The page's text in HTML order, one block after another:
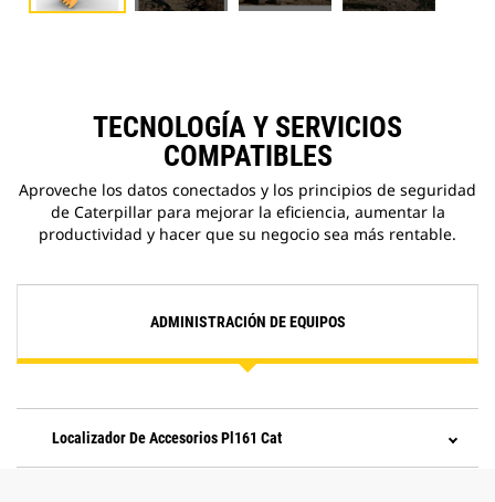
TECNOLOGÍA Y SERVICIOS
COMPATIBLES
Aproveche los datos conectados y los principios de seguridad
de Caterpillar para mejorar la eficiencia, aumentar la
productividad y hacer que su negocio sea más rentable.
ADMINISTRACIÓN DE EQUIPOS
Localizador De Accesorios Pl161 Cat